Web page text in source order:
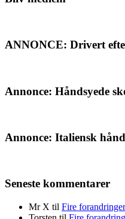
ANNONCE: Drivert
Annonce: Håndsyede
Annonce: Italiensk
Seneste kommentarer
Mr X til Fire